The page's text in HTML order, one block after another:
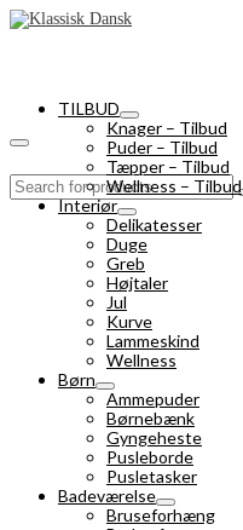
Search
for:
TILBUD
Knager – Tilbud
Puder – Tilbud
Tæpper – Tilbud
Wellness – Tilbud
Interiør
Delikatesser
Duge
Greb
Højtaler
Jul
Kurve
Lammeskind
Wellness
Børn
Ammepuder
Børnebænk
Gyngeheste
Pusleborde
Pusletasker
Badeværelse
Bruseforhæng